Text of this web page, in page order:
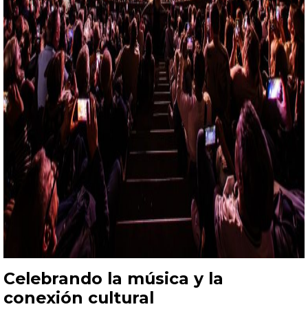
Celebrando la música y la
conexión cultural